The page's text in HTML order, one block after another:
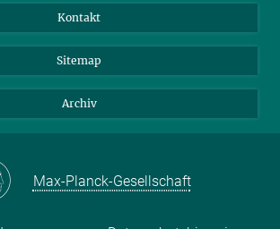
Kontakt
Sitemap
Archiv
Max-Planck-Gesellschaft